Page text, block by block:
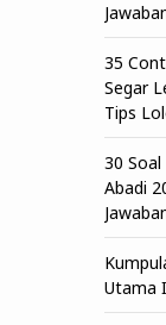
35
Segar
Tips
30
Abadi
Utama